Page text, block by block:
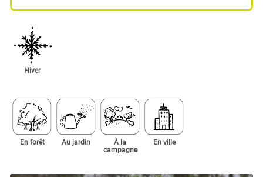
Hiver
En forêt Au jardin
À la
campagne
En ville